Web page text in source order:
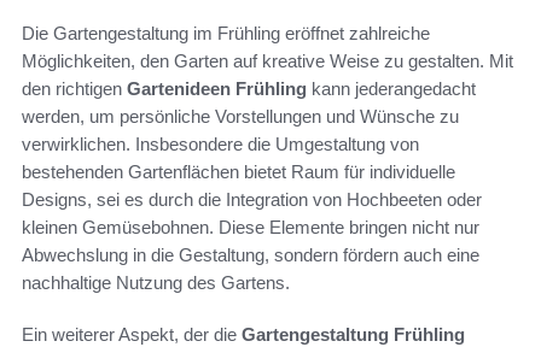
Die Gartengestaltung im Frühling eröffnet zahlreiche
Möglichkeiten, den Garten auf kreative Weise zu gestalten. Mit
den richtigen Gartenideen Frühling kann jederangedacht
werden, um persönliche Vorstellungen und Wünsche zu
verwirklichen. Insbesondere die Umgestaltung von
bestehenden Gartenflächen bietet Raum für individuelle
Designs, sei es durch die Integration von Hochbeeten oder
kleinen Gemüsebohnen. Diese Elemente bringen nicht nur
Abwechslung in die Gestaltung, sondern fördern auch eine
nachhaltige Nutzung des Gartens.
Ein weiterer Aspekt, der die Gartengestaltung Frühling